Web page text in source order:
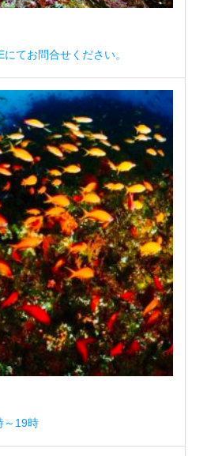
てお問合せください。
～19時